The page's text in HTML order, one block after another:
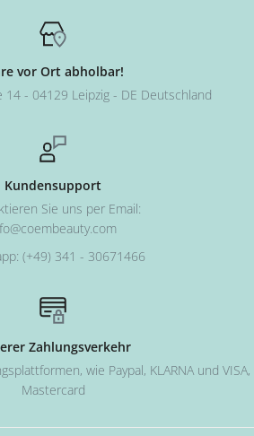
vor Ort abholbar!
14 - 04129 Leipzig - DE Deutschland
Kundensupport
Sie uns per Email:
(+49) 341 - 30671466
Zahlungsverkehr
wie Paypal, KLARNA und VISA,
Mastercard